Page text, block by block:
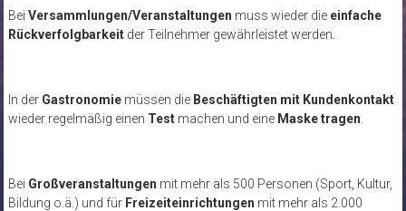
Bei Versammlungen/Veranstaltungen muss wieder die einfache
Rückverfolgbarkeitder Teilnehmer gewährleistet werden.
In der Gastronomiemüssen die Beschäftigten mit Kundenkontakt
wieder regelmäßig einen Testmachen und eine Maske tragen
Bei Großveranstaltungen mit mehr als 500 Personen (Sport, Kultur,
Bildung o.ä.) und für Freizeiteinrichtungen mit mehr als 2.000